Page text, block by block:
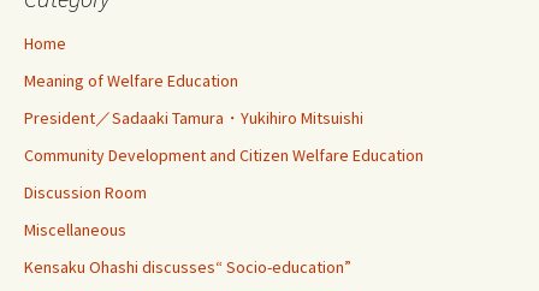
Home
Meaning of Welfare Education
President／Sadaaki Tamura・Yukihiro Mitsuishi
Community Development and Citizen Welfare Education
Discussion Room
Miscellaneous
Kensaku Ohashi discusses“ Socio-education”